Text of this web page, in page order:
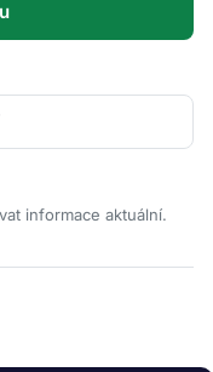
informace aktuální.